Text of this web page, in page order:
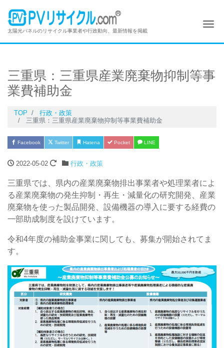
太陽光パネルのリサイクル事業者や行政動向、最新情報を掲載
三重県：三重県産業廃棄物抑制等事
業費補助金
TOP
行政・政策
三重県：三重県産業廃棄物抑制等事業費補助金
Facebook Twitter Hatena Pocket LINE
2022-05-02 行政・政策
三重県では、県内の産業廃棄物排出事業者や処理業者によ
る産業廃棄物の発生抑制・再生・減量化の研究開発、産業
廃棄物を使った製品開発、設備機器の導入に要する経費の
一部助成制度を設けています。
令和4年度の補助金事業に関しても、募集が開始されてま
す。